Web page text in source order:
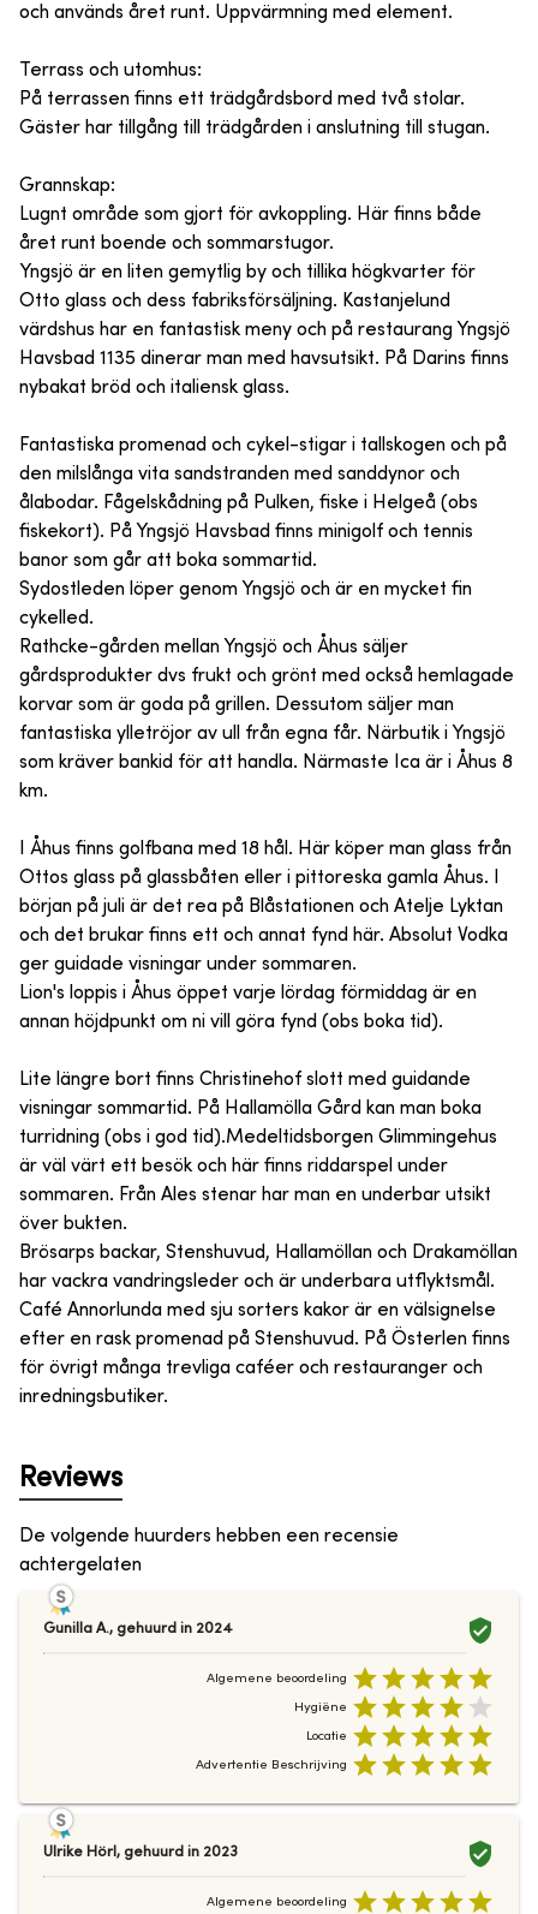
och används året runt. Uppvärmning med element.
Terrass och utomhus:
På terrassen finns ett trädgårdsbord med två stolar.
Gäster har tillgång till trädgården i anslutning till stugan.
Grannskap:
Lugnt område som gjort för avkoppling. Här finns både
året runt boende och sommarstugor.
Yngsjö är en liten gemytlig by och tillika högkvarter för
Otto glass och dess fabriksförsäljning. Kastanjelund
värdshus har en fantastisk meny och på restaurang Yngsjö
Havsbad 1135 dinerar man med havsutsikt. På Darins finns
nybakat bröd och italiensk glass.
Fantastiska promenad och cykel-stigar i tallskogen och på
den milslånga vita sandstranden med sanddynor och
ålabodar. Fågelskådning på Pulken, fiske i Helgeå (obs
fiskekort). På Yngsjö Havsbad finns minigolf och tennis
banor som går att boka sommartid.
Sydostleden löper genom Yngsjö och är en mycket fin
cykelled.
Rathcke-gården mellan Yngsjö och Åhus säljer
gårdsprodukter dvs frukt och grönt med också hemlagade
korvar som är goda på grillen. Dessutom säljer man
fantastiska ylletröjor av ull från egna får. Närbutik i Yngsjö
som kräver bankid för att handla. Närmaste Ica är i Åhus 8
km.
I Åhus finns golfbana med 18 hål. Här köper man glass från
Ottos glass på glassbåten eller i pittoreska gamla Åhus. I
början på juli är det rea på Blåstationen och Atelje Lyktan
och det brukar finns ett och annat fynd här. Absolut Vodka
ger guidade visningar under sommaren.
Lion's loppis i Åhus öppet varje lördag förmiddag är en
annan höjdpunkt om ni vill göra fynd (obs boka tid).
Lite längre bort finns Christinehof slott med guidande
visningar sommartid. På Hallamölla Gård kan man boka
turridning (obs i god tid).Medeltidsborgen Glimmingehus
är väl värt ett besök och här finns riddarspel under
sommaren. Från Ales stenar har man en underbar utsikt
över bukten.
Brösarps backar, Stenshuvud, Hallamöllan och Drakamöllan
har vackra vandringsleder och är underbara utflyktsmål.
Café Annorlunda med sju sorters kakor är en välsignelse
efter en rask promenad på Stenshuvud. På Österlen finns
för övrigt många trevliga caféer och restauranger och
inredningsbutiker.
Reviews
De volgende huurders hebben een recensie
achtergelaten
Gunilla A., gehuurd in 2024
Algemene beoordeling
Hygiëne
Locatie
Advertentie Beschrijving
Ulrike Hörl, gehuurd in 2023
Algemene beoordeling